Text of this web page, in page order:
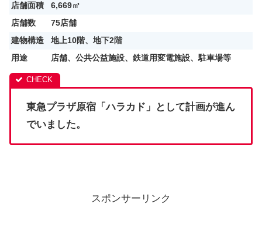
店舗面積
6,669㎡
店舗数
75店舗
建物構造
地上10階、地下2階
用途
店舗、公共公益施設、鉄道用変電施設、駐車場等
東急プラザ原宿「ハラカド」として計画が進ん
でいました。
スポンサーリンク